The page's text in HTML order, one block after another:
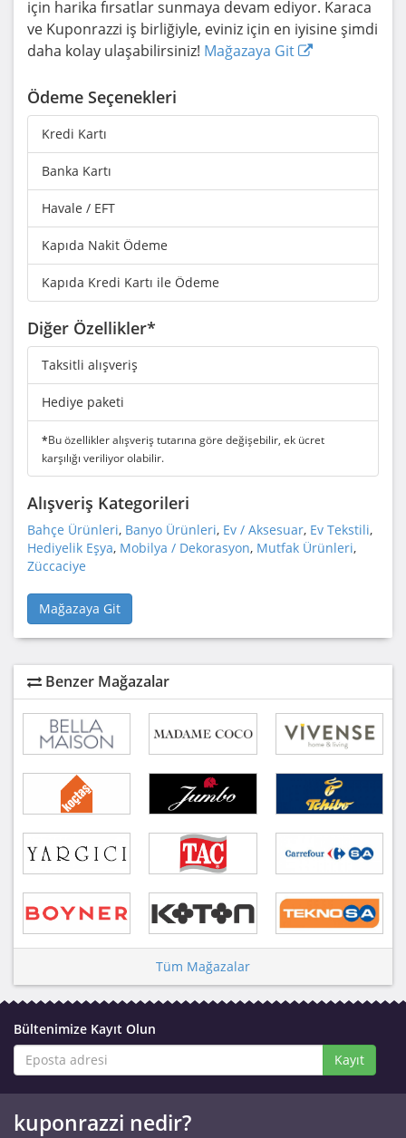
için harika fırsatlar sunmaya devam ediyor. Karaca
ve Kuponrazzi iş birliğiyle, eviniz için en iyisine şimdi
daha kolay ulaşabilirsiniz! Mağazaya Git
Ödeme Seçenekleri
Kredi Kartı
Banka Kartı
Havale / EFT
Kapıda Nakit Ödeme
Kapıda Kredi Kartı ile Ödeme
Diğer Özellikler*
Taksitli alışveriş
Hediye paketi
*Bu özellikler alışveriş tutarına göre değişebilir, ek ücret
karşılığı veriliyor olabilir.
Alışveriş Kategorileri
Bahçe Ürünleri, Banyo Ürünleri, Ev / Aksesuar, Ev Tekstili,
Hediyelik Eşya, Mobilya / Dekorasyon, Mutfak Ürünleri,
Züccaciye
Mağazaya Git
Benzer Mağazalar
Tüm Mağazalar
Bültenimize Kayıt Olun
Kayıt
kuponrazzi nedir?